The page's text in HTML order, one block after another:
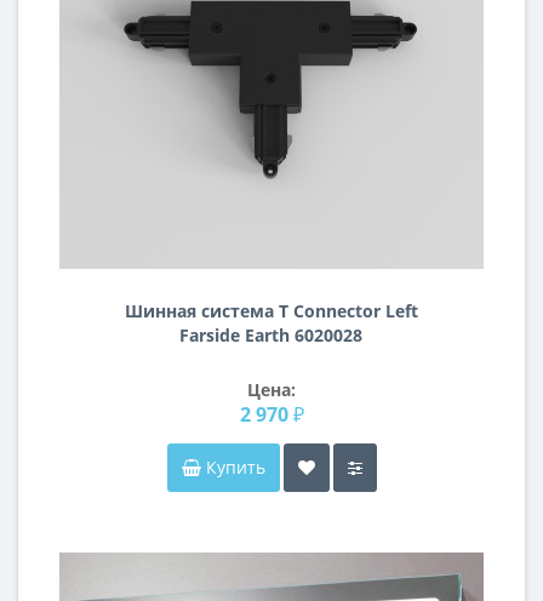
Шинная система T Connector Left
Farside Earth 6020028
Цена:
2 970 ₽
Купить